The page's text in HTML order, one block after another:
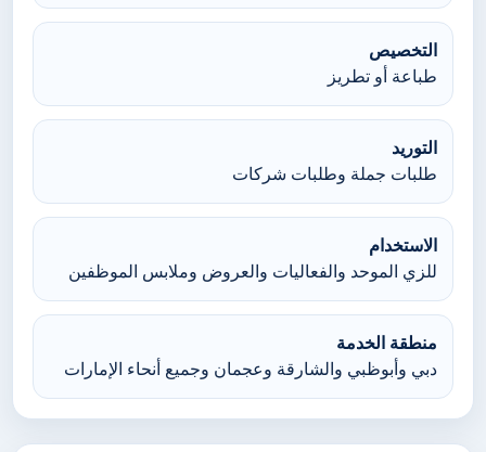
التخصيص
طباعة أو تطريز
التوريد
طلبات جملة وطلبات شركات
الاستخدام
للزي الموحد والفعاليات والعروض وملابس الموظفين
منطقة الخدمة
دبي وأبوظبي والشارقة وعجمان وجميع أنحاء الإمارات